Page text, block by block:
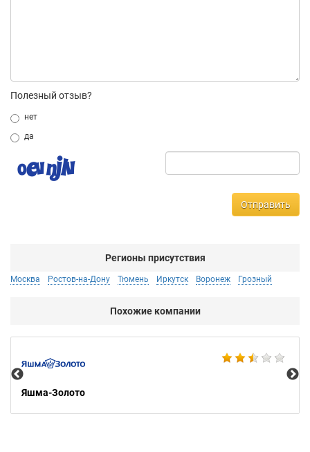
Полезный отзыв?
нет
да
Отправить
Регионы присутствия
Москва Ростов-на-Дону Тюмень Иркутск Воронеж Грозный
Похожие компании
Яшма-Золото